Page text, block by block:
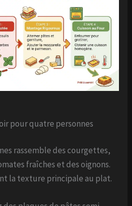
pour quatre personnes
rassemble des courgettes,
fraîches et des oignons.
la texture principale au plat.